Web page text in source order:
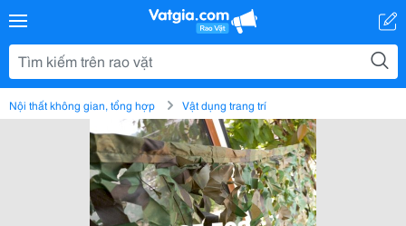
Nội thất không gian, tổng hợp Vật dụng trang trí